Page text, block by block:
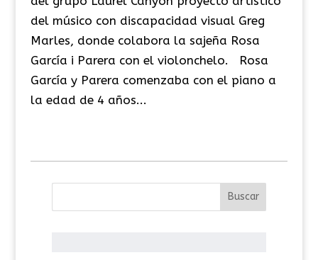
del músico con discapacidad visual Greg
Marles, donde colabora la sajeña Rosa
García i Parera con el violonchelo. Rosa
García y Parera comenzaba con el piano a
la edad de 4 años...